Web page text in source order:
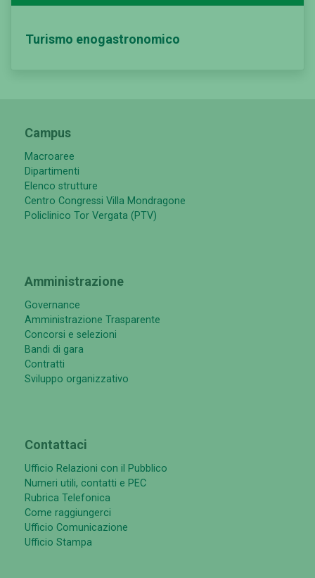
Turismo enogastronomico
Campus
Macroaree
Dipartimenti
Elenco strutture
Centro Congressi Villa Mondragone
Policlinico Tor Vergata (PTV)
Amministrazione
Governance
Amministrazione Trasparente
Concorsi e selezioni
Bandi di gara
Contratti
Sviluppo organizzativo
Contattaci
Ufficio Relazioni con il Pubblico
Numeri utili, contatti e PEC
Rubrica Telefonica
Come raggiungerci
Ufficio Comunicazione
Ufficio Stampa